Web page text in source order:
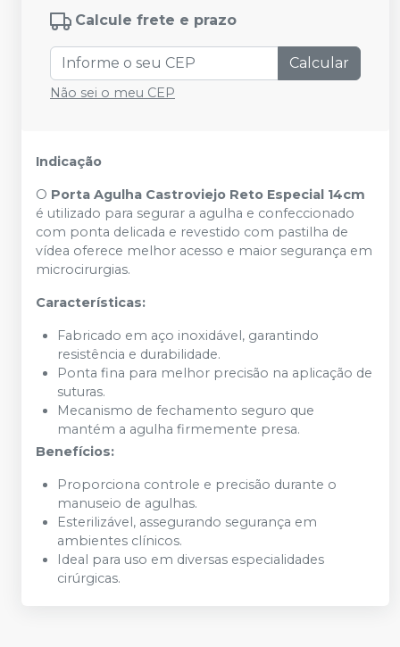
Calcule frete e prazo
Calcular
Não sei o meu CEP
Indicação
O Porta Agulha Castroviejo Reto Especial 14cm
é utilizado para segurar a agulha e confeccionado
com ponta delicada e revestido com pastilha de
vídea oferece melhor acesso e maior segurança em
microcirurgias.
Características:
Fabricado em aço inoxidável, garantindo
resistência e durabilidade.
Ponta fina para melhor precisão na aplicação de
suturas.
Mecanismo de fechamento seguro que
mantém a agulha firmemente presa.
Benefícios:
Proporciona controle e precisão durante o
manuseio de agulhas.
Esterilizável, assegurando segurança em
ambientes clínicos.
Ideal para uso em diversas especialidades
cirúrgicas.